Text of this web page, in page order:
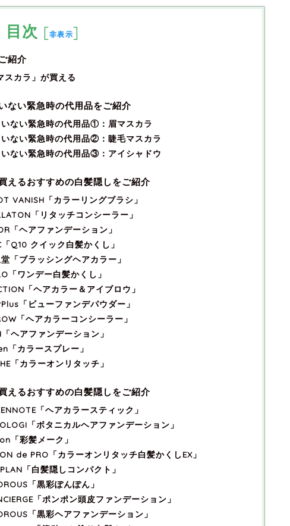
目次 [非表示]
紹介
スカラ」が買える
ない緊急時の代用品をご紹介
ない緊急時の代用品①：眉マスカラ
ない緊急時の代用品②：睫毛マスカラ
ない緊急時の代用品③：アイシャドウ
えるおすすめの白髪隠しをご紹介
VANISH「カラーリングブラシ」
「リタッチコンシーラー」
「ヘアファンデーション」
Q10 クイック白髪かくし」
「ブラッシングヘアカラー」
「ワンデー白髪かくし」
「ヘアカラー＆アイブロウ」
「ビューファンデパウダー」
「ヘアカラーコンシーラー」
ヘアファンデーション」
カラースプレー」
「カラーオンリタッチ」
えるおすすめの白髪隠しをご紹介
「ヘアカラースティック」
「ボタニカルヘアファンデーション」
「彩髪メーク」
de PRO「カラーオンリタッチ白髪かくしEX」
「白髪隠しコンパクト」
「黒彩ぽんぽん」
「ポンポン頭皮ファンデーション」
「黒彩ヘアファンデーション」